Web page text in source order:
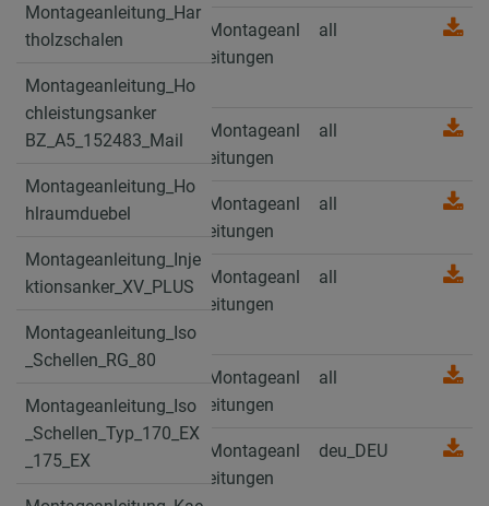
Montageanleitung_G
r
Montageanl
eitungen
all
Montageanleitung_Gl
Montageanl
eitungen
all
Montageanleitung_H
Montageanl
eitungen
all
Montageanleitung_H
BZ_A5_152483_Mail
Montageanl
eitungen
all
ohlraumduebel
Montageanl
eitungen
all
Montageanleitung_In
Montageanl
eitungen
deu_DEU
Montageanleitung_Har
tholzschalen
Montageanleitung_Ho
chleistungsanker
BZ_A5_152483_Mail
Montageanleitung_Ho
hlraumduebel
Montageanleitung_Inje
ktionsanker_XV_PLUS
Montageanleitung_Iso
_Schellen_RG_80
Montageanleitung_Iso
_Schellen_Typ_170_EX
_175_EX